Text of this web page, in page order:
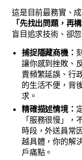
這是目前最務實、
「先找出問題，再
盲目追求技術、卻
捕捉隱藏商機：
讓你感到挫敗、
賣頻繁延誤、行
的生活不便，背
求。
精確描述情境：
「服務很慢」
時段，外送員常
越具體，你的解
戶痛點。